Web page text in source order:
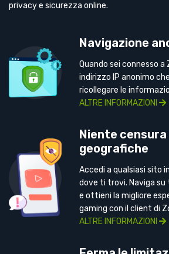
privacy e sicurezza online.
Navigazione
Quando sei connesso
indirizzo IP anonimo
ricollegare le
ALTRE INFORMAZIONI
Niente
geografiche
Accedi a qualsiasi sito
dove ti trovi. Naviga
e ottieni la migliore
gaming con il client di
ALTRE INFORMAZIONI